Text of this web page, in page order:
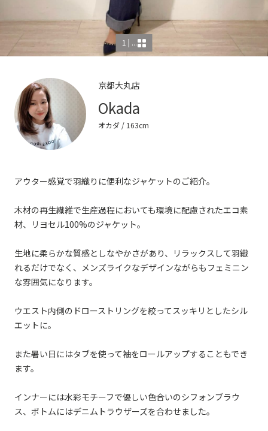
1 | ...
京都大丸店
Okada
オカダ/ 163cm
アウター感覚で羽織りに便利なジャケットのご紹介。
木材の再生繊維で生産過程においても環境に配慮されたエコ素
材、リヨセル100%のジャケット。
生地に柔らかな質感としなやかさがあり、リラックスして羽織
れるだけでなく、メンズライクなデザインながらもフェミニン
な雰囲気になります。
ウエスト内側のドローストリングを絞ってスッキリとしたシル
エットに。
また暑い日にはタブを使って袖をロールアップすることもでき
ます。
インナーには水彩モチーフで優しい色合いのシフォンブラウ
ス、ボトムにはデニムトラウザーズを合わせました。